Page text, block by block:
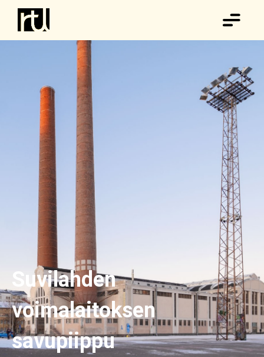
Suvilahden
voimalaitoksen
savupiippu